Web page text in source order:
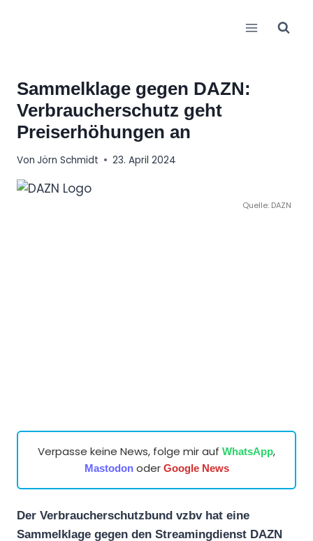
Sammelklage gegen DAZN:
Verbraucherschutz geht
Preiserhöhungen an
Von Jörn Schmidt 23. April 2024
Quelle: DAZN
Verpasse keine News, folge mir auf WhatsApp,
Mastodonoder Google News
Der Verbraucherschutzbund vzbv hat eine
Sammelklage gegen den Streamingdienst DAZN